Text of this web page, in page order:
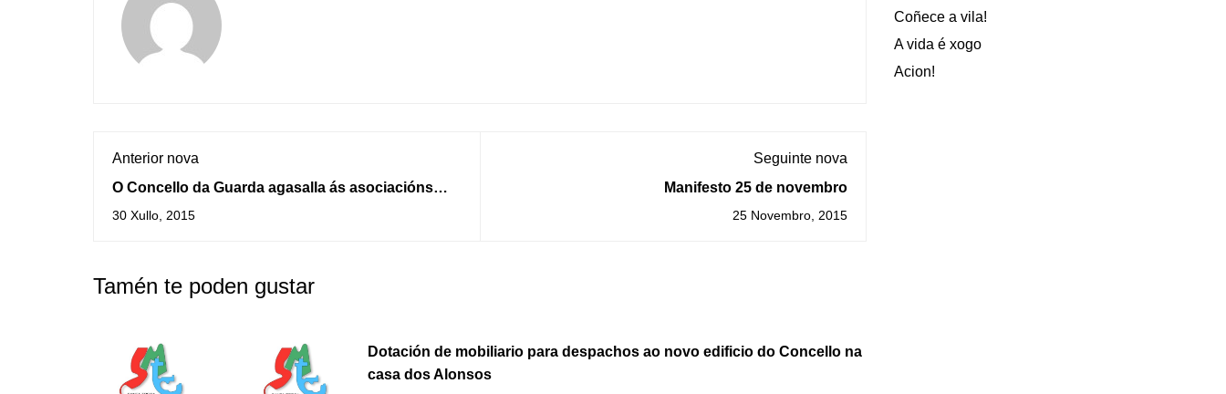
Anterior nova
O Concello da Guarda agasalla ás asociacións
que participaron na campaña “Decora o teu
30 Xullo, 2015
Seguinte nova
Manifesto 25 de novembro
25 Novembro, 2015
Tamén te poden gustar
Dotación de mobiliario para despachos ao novo edificio do Concello na
casa dos Alonsos
Coñece a vila!
A vida é xogo
Acion!